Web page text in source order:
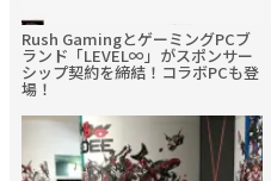
Rush GamingとゲーミングPCブ
ランド「LEVEL∞」がスポンサー
シップ契約を締結！コラボPCも登
場！